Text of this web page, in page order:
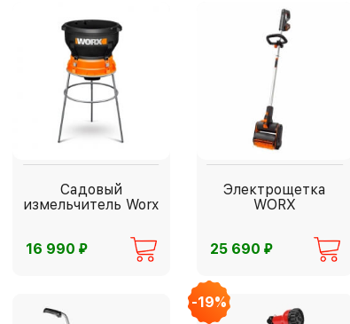
Садовый
измельчитель Worx
16 990 ⃏
Электрощетка
WORX
25 690 ⃏
-19%